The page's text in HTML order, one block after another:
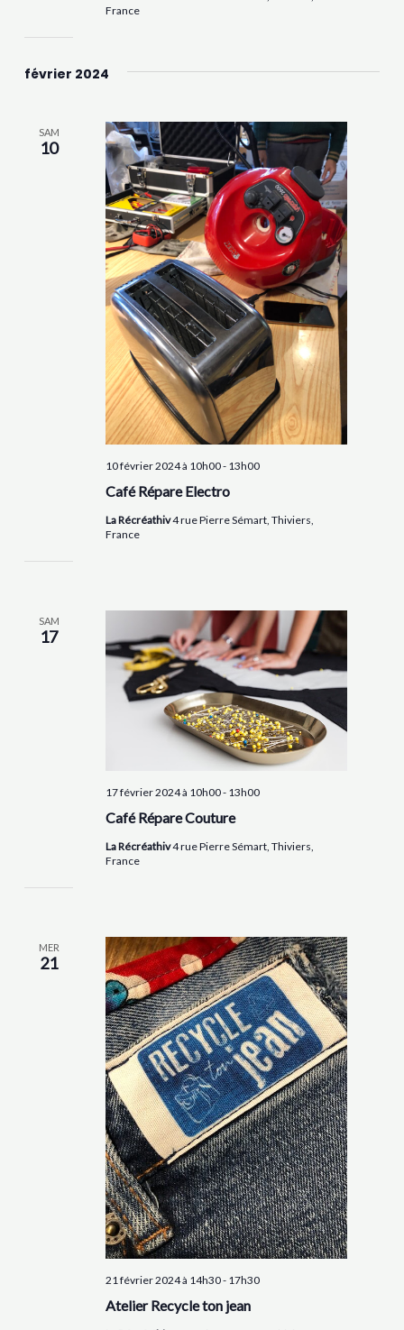
France
février 2024
SAM
10
Café Répare Electro
10 février 2024 à 10h00- 13h00
La Récréathiv4 rue Pierre Sémart, Thiviers,
France
SAM
17
Café Répare Couture
17 février 2024 à 10h00- 13h00
La Récréathiv4 rue Pierre Sémart, Thiviers,
France
MER
21
Atelier Recycle ton jean
21 février 2024 à 14h30- 17h30